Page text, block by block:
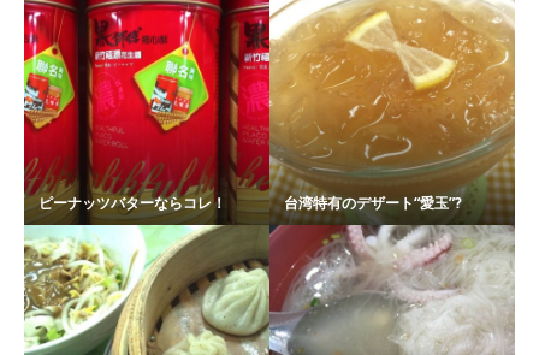
ピーナッツバターならコレ！ 台湾特有のデザート“愛玉”?